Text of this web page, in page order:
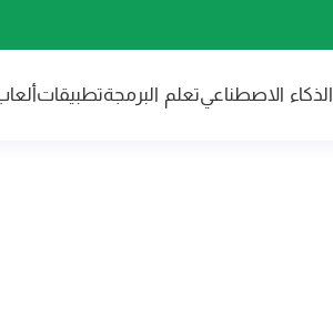
الذكاء الاصطناعيتعلم البرمجةتطبيقات